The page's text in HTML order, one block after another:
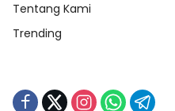
Tentang Kami
Trending